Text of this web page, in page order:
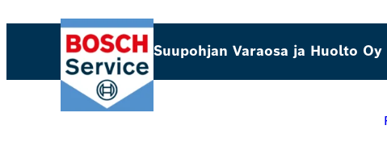
sisältöön
Suupohjan Varaosa ja Huolto Oy